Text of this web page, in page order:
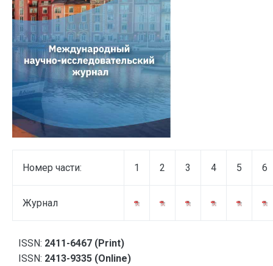
Номер части: 1 2 3 4 5 6
Журнал
ISSN: 2411-6467 (Print)
ISSN: 2413-9335 (Online)